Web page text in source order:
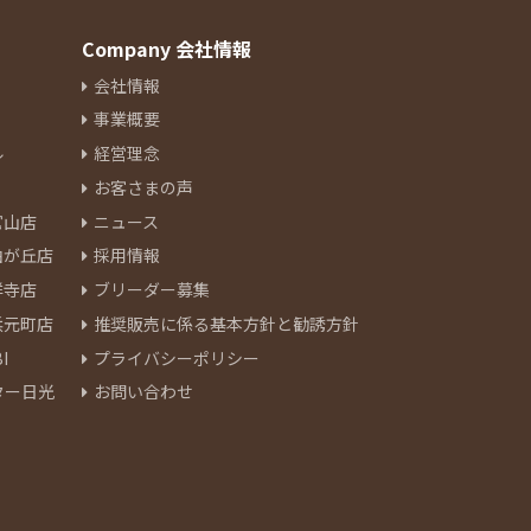
店
丘店
店
町店
日光
Company 会社情報
会社情報
事業概要
経営理念
お客さまの声
ニュース
採用情報
ブリーダー募集
推奨販売に係る基本方針と勧誘方針
プライバシーポリシー
お問い合わせ